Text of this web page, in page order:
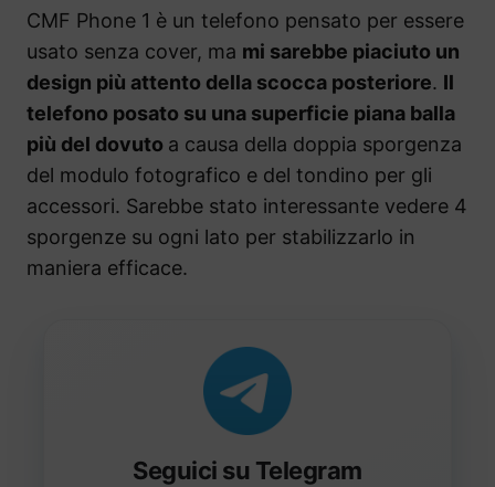
CMF Phone 1 è un telefono pensato per essere
usato senza cover, ma mi sarebbe piaciuto un
design più attento della scocca posteriore. Il
telefono posato su una superficie piana balla
più del dovuto a causa della doppia sporgenza
del modulo fotografico e del tondino per gli
accessori. Sarebbe stato interessante vedere 4
sporgenze su ogni lato per stabilizzarlo in
maniera efficace.
Seguici su Telegram